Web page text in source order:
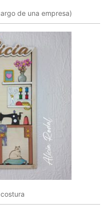
de una empresa)